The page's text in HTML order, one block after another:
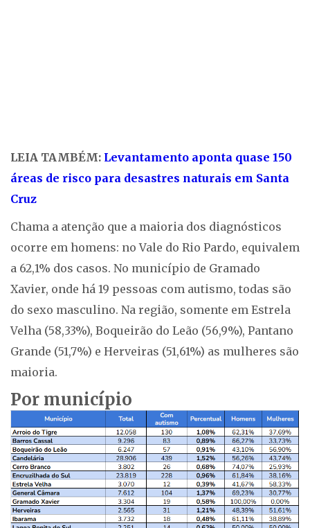
LEIA TAMBÉM: Levantamento aponta quase 150
áreas de risco para desastres naturais em Santa
Cruz
Chama a atenção que a maioria dos diagnósticos
ocorre em homens: no Vale do Rio Pardo, equivalem
a 62,1% dos casos. No município de Gramado
Xavier, onde há 19 pessoas com autismo, todas são
do sexo masculino. Na região, somente em Estrela
Velha (58,33%), Boqueirão do Leão (56,9%), Pantano
Grande (51,7%) e Herveiras (51,61%) as mulheres são
maioria.
Por município